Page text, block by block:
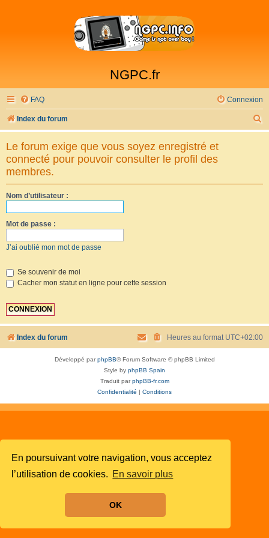
En poursuivant votre navigation, vous acceptez
l’utilisation de cookies. En savoir plus
OK
NGPC.fr
FAQ Connexion
Index du forum
e
Le forum exige que vous soyez enregistré et
connecté pour pouvoir consulter le profil des
membres.
Nom d’utilisateur :
Mot de passe :
J’ai oublié mon mot de passe
Se souvenir de moi
Cacher mon statut en ligne pour cette session
Index du forum Heures au format UTC+02:00
Développé parphpBB® Forum Software © phpBB Limited
Style by phpBB Spain
Traduit parphpBB-fr.com
Confidentialité
Conditions